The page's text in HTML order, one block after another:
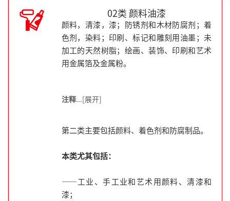
02类 颜料油漆
颜料，清漆，漆；防锈剂和木材防腐剂；着
色剂，染料；印刷、标记和雕刻用油墨；未
加工的天然树脂；绘画、装饰、印刷和艺术
用金属箔及金属粉。
注释...[展开]
第二类主要包括颜料、着色剂和防腐制品。
本类尤其包括：
——工业、手工业和艺术用颜料、清漆和
漆；